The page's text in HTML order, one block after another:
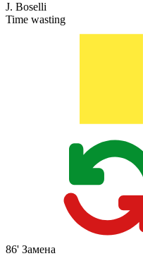
J. Boselli
Time wasting
86' Замена